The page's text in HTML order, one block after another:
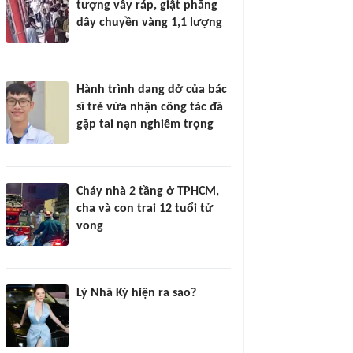
tượng vây ráp, giật phăng
dây chuyền vàng 1,1 lượng
Hành trình dang dở của bác
sĩ trẻ vừa nhận công tác đã
gặp tai nạn nghiêm trọng
Cháy nhà 2 tầng ở TPHCM,
cha và con trai 12 tuổi tử
vong
Lý Nhã Kỳ hiện ra sao?